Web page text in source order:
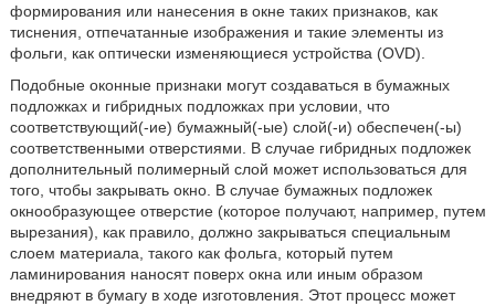
формирования или нанесения в окне таких признаков, как
тиснения, отпечатанные изображения и такие элементы из
фольги, как оптически изменяющиеся устройства (OVD).
Подобные оконные признаки могут создаваться в бумажных
подложках и гибридных подложках при условии, что
соответствующий(-ие) бумажный(-ые) слой(-и) обеспечен(-ы)
соответственными отверстиями. В случае гибридных подложек
дополнительный полимерный слой может использоваться для
того, чтобы закрывать окно. В случае бумажных подложек
окнообразующее отверстие (которое получают, например, путем
вырезания), как правило, должно закрываться специальным
слоем материала, такого как фольга, который путем
ламинирования наносят поверх окна или иным образом
внедряют в бумагу в ходе изготовления. Этот процесс может